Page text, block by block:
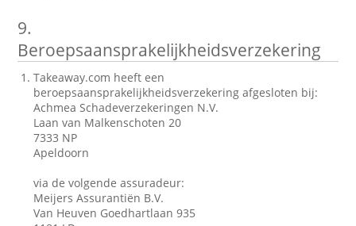
9.
Beroepsaansprakelijkheidsverzekering
Takeaway.com heeft een
beroepsaansprakelijkheidsverzekering afgesloten bij:
Achmea Schadeverzekeringen N.V.
Laan van Malkenschoten 20
7333 NP
Apeldoorn
via de volgende assuradeur:
Meijers Assurantiën B.V.
Van Heuven Goedhartlaan 935